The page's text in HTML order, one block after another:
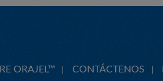
ORAJEL™ CONTÁCTENOS